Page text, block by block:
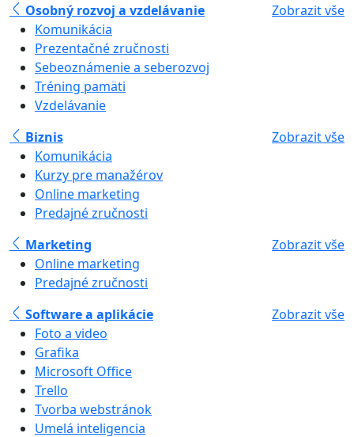
Osobný rozvoj a vzdelávanie
Zobrazit vše
Komunikácia
Prezentačné zručnosti
Sebeoznámenie a seberozvoj
Tréning pamäti
Vzdelávanie
Biznis
Zobrazit vše
Komunikácia
Kurzy pre manažérov
Online marketing
Predajné zručnosti
Marketing
Zobrazit vše
Online marketing
Predajné zručnosti
Software a aplikácie
Zobrazit vše
Foto a video
Grafika
Microsoft Office
Trello
Tvorba webstránok
Umelá inteligencia